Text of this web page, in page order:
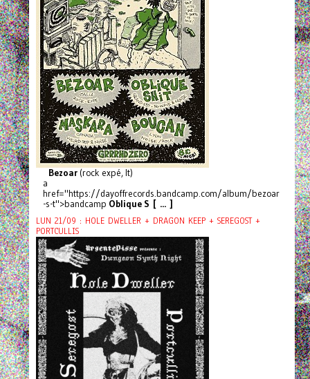
Bezoar(rock expé, It)
a
href="https://dayoffrecords.bandcamp.com/album/bezoar
-s-t">bandcamp Oblique S [ ... ]
LUN 21/09 : HOLE DWELLER + DRAGON KEEP + SEREGOST +
PORTCULLIS